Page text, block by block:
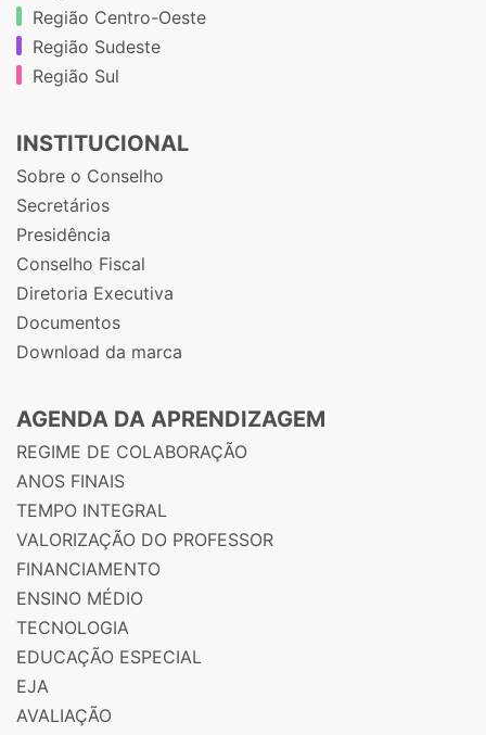
Região Centro-Oeste
Região Sudeste
Região Sul
INSTITUCIONAL
Sobre o Conselho
Secretários
Presidência
Conselho Fiscal
Diretoria Executiva
Documentos
Download da marca
AGENDA DA APRENDIZAGEM
REGIME DE COLABORAÇÃO
ANOS FINAIS
TEMPO INTEGRAL
VALORIZAÇÃO DO PROFESSOR
FINANCIAMENTO
ENSINO MÉDIO
TECNOLOGIA
EDUCAÇÃO ESPECIAL
EJA
AVALIAÇÃO